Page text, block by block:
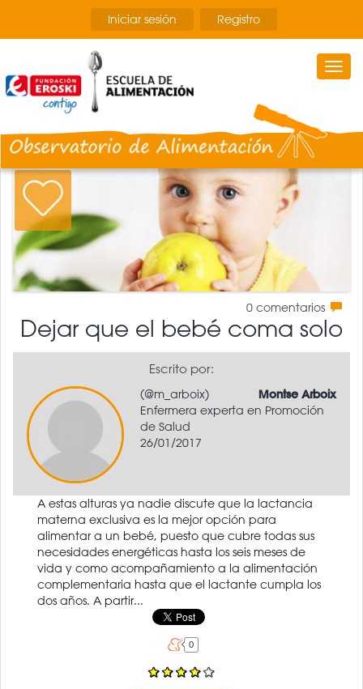
contenido
Iniciar sesión Registro
0 comentarios
Dejar que el bebé coma solo
Escrito por:
Montse Arboix
(@m_arboix)
Enfermera experta en Promoción
de Salud
26/01/2017
A estas alturas ya nadie discute que la lactancia
materna exclusiva es la mejor opción para
alimentar a un bebé, puesto que cubre todas sus
necesidades energéticas hasta los seis meses de
vida y como acompañamiento a la alimentación
complementaria hasta que el lactante cumpla los
dos años. A partir...